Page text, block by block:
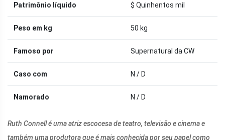
Patrimônio líquido $ Quinhentos mil
Peso em kg 50 kg
Famoso por Supernatural da CW
Caso com N / D
Namorado N / D
Ruth Connell é uma atriz escocesa de teatro, televisão e cinema e
também uma produtora que é mais conhecida por seu papel como